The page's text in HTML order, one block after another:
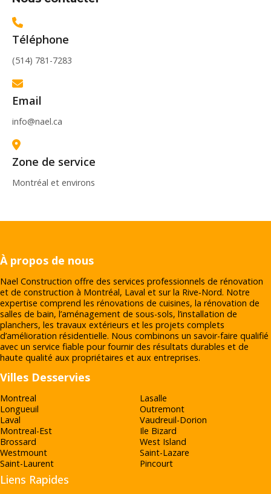
Téléphone
(514) 781-7283
Email
info@nael.ca
Zone de service
Montréal et environs
À propos de nous
Nael Construction offre des services professionnels de rénovation
et de construction à Montréal, Laval et sur la Rive‑Nord. Notre
expertise comprend les rénovations de cuisines, la rénovation de
salles de bain, l’aménagement de sous-sols, l’installation de
planchers, les travaux extérieurs et les projets complets
d’amélioration résidentielle. Nous combinons un savoir-faire qualifié
avec un service fiable pour fournir des résultats durables et de
haute qualité aux propriétaires et aux entreprises.
Villes Desservies
Montreal
Longueuil
Laval
Montreal-Est
Brossard
Westmount
Saint-Laurent
Lasalle
Outremont
Vaudreuil-Dorion
Ile Bizard
West Island
Saint-Lazare
Pincourt
Liens Rapides